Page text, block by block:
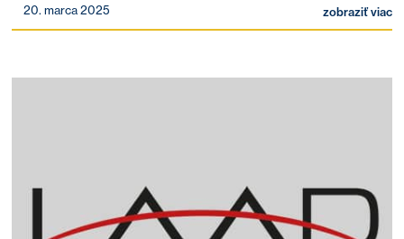
20. marca 2025 zobraziť viac